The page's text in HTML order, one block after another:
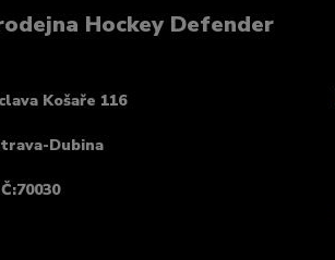
Hockey Defender
Košaře 116
Dubina